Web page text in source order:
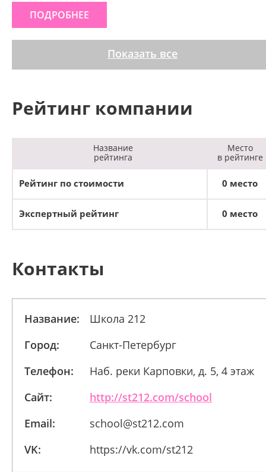
ПОДРОБНЕЕ
Показать все
Рейтинг компании
Название
рейтинга
Место
в рейтинге
Рейтинг по стоимости 0 место
Экспертный рейтинг 0 место
Контакты
Название:
Школа 212
Город:
Санкт-Петербург
Телефон:
Наб. реки Карповки, д. 5, 4 этаж
Сайт:
http://st212.com/school
Email:
school@st212.com
VK:
https://vk.com/st212